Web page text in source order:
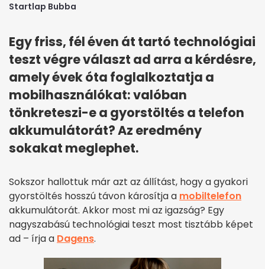
Startlap Bubba
Egy friss, fél éven át tartó technológiai
teszt végre választ ad arra a kérdésre,
amely évek óta foglalkoztatja a
mobilhasználókat: valóban
tönkreteszi-e a gyorstöltés a telefon
akkumulátorát? Az eredmény
sokakat meglephet.
Sokszor hallottuk már azt az állítást, hogy a gyakori
gyorstöltés hosszú távon károsítja a mobiltelefon
akkumulátorát. Akkor most mi az igazság? Egy
nagyszabású technológiai teszt most tisztább képet
ad – írja a Dagens.